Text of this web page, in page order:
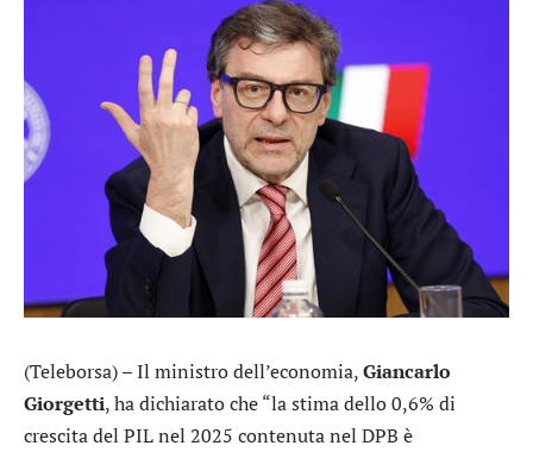
(Teleborsa) – Il ministro dell’economia,Giancarlo
Giorgetti, ha dichiarato che “la stima dello 0,6% di
crescita del PIL nel 2025 contenuta nel DPB è